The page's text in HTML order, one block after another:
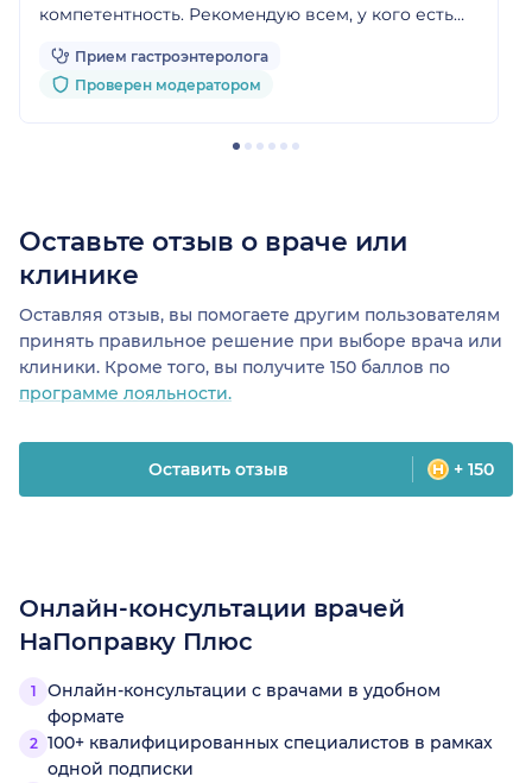
компетентность. Рекомендую всем, у кого есть
тракта обращаться к Евгению Андреевичу
Прием гастроэнтеролога
Проверен модератором
Оставьте отзыв о враче или
клинике
Оставляя отзыв, вы помогаете другим пользователям
принять правильное решение при выборе врача или
клиники. Кроме того, вы получите 150 баллов по
программе лояльности.
Оставить отзыв + 150
Онлайн-консультации врачей
НаПоправку Плюс
Онлайн-консультации с врачами в удобном
формате
100+ квалифицированных специалистов в рамках
одной подписки